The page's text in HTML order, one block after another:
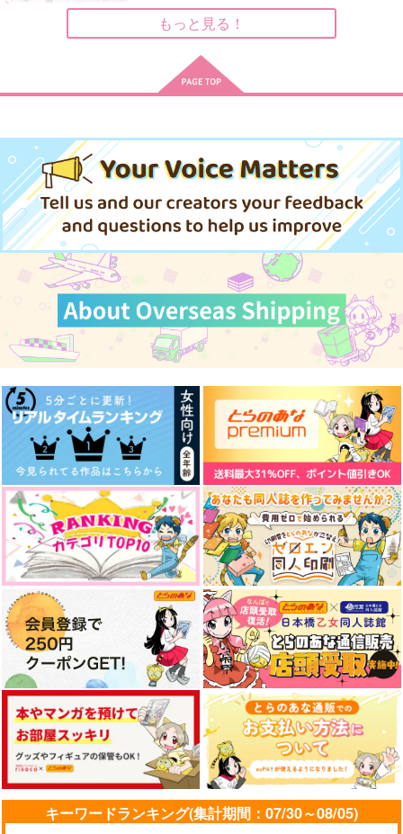
ショート・アソート
すいっち農場。
作品詳細
Days
発火のち青墨
（税込）
荼毘×常闇踏陰
序 新刊の準備号
九重
作品詳細
Inside the Boundary
annegarsi
629円（税込）
荼毘×女夢主
サンプル
作品詳細
小夜啼鳥の唄
すいっち農場。
1,572 円（税込）
荼毘×ホークス
サンプル
作品詳細
ータスが勇者よりも明
らかに強いのだが 7
オーバーラップ
759円（税込）
サンプル
作品詳細
もっと見る！
キーワードランキング(集計期間：07/30～08/05)